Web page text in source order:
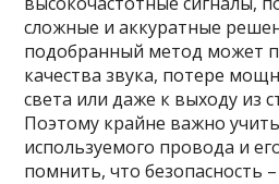
сложные и аккуратные
подобранный метод может
качества звука, потере
света или даже к выходу из
Поэтому крайне важно
используемого провода и
помнить, что безопасность